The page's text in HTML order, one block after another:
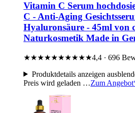
Vitamin C Serum
C - Anti-Aging
Hyaluronsäure - 45ml von
Naturkosmetik Made in
★★★★★★★★★★4,4 · 696
Produktdetailsanzeigen
Preis wird geladen …Zum